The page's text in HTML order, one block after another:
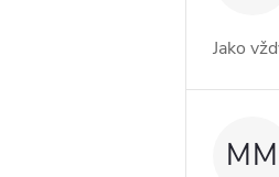
Jako
MM